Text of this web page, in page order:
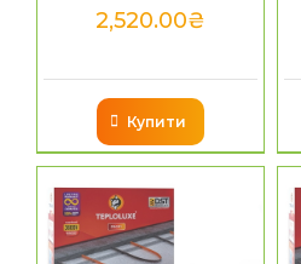
2,520.00₴
Купити